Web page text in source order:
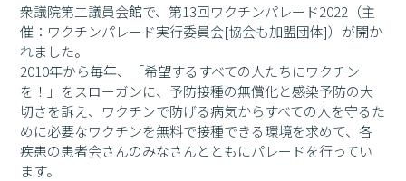
衆議院第二議員会館で、第13回ワクチンパレード2022（主
催：ワクチンパレード実行委員会[協会も加盟団体]）が開か
れました。
2010年から毎年、「希望するすべての人たちにワクチン
を！」をスローガンに、予防接種の無償化と感染予防の大
切さを訴え、ワクチンで防げる病気からすべての人を守るた
めに必要なワクチンを無料で接種できる環境を求めて、各
疾患の患者会さんのみなさんとともにパレードを行ってい
ます。